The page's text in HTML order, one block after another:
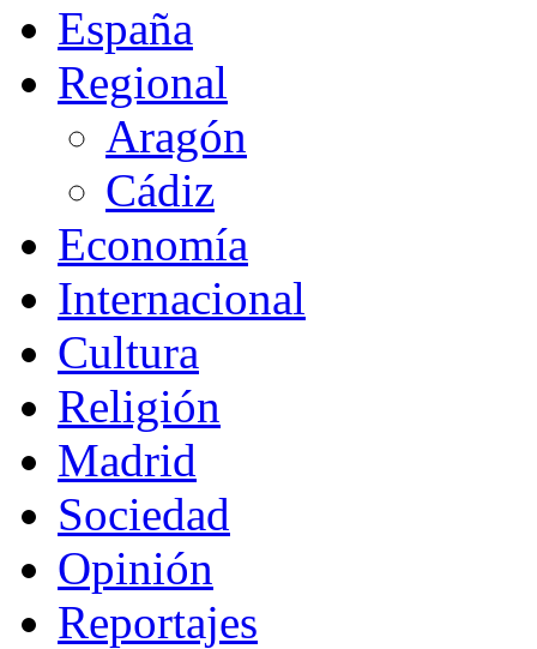
España
Regional
Aragón
Cádiz
Economía
Internacional
Cultura
Religión
Madrid
Sociedad
Opinión
Reportajes